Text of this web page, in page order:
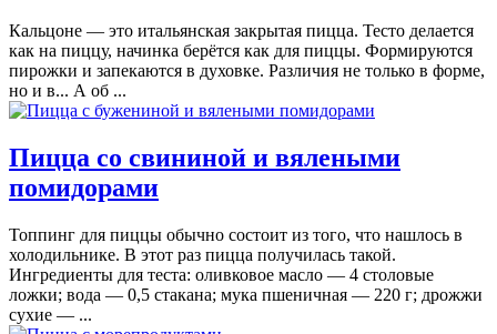
Кальцоне — это итальянская закрытая пицца. Тесто делается
как на пиццу, начинка берётся как для пиццы. Формируются
пирожки и запекаются в духовке. Различия не только в форме,
но и в... А об ...
Пицца со свининой и вялеными
помидорами
Топпинг для пиццы обычно состоит из того, что нашлось в
холодильнике. В этот раз пицца получилась такой.
Ингредиенты для теста: оливковое масло — 4 столовые
ложки; вода — 0,5 стакана; мука пшеничная — 220 г; дрожжи
сухие — ...